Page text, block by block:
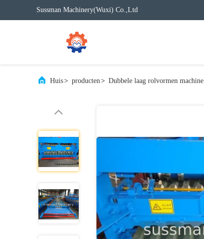
Sussman Machinery(Wuxi) Co.,Ltd
Huis> producten> Dubbele laag rolvormen machine